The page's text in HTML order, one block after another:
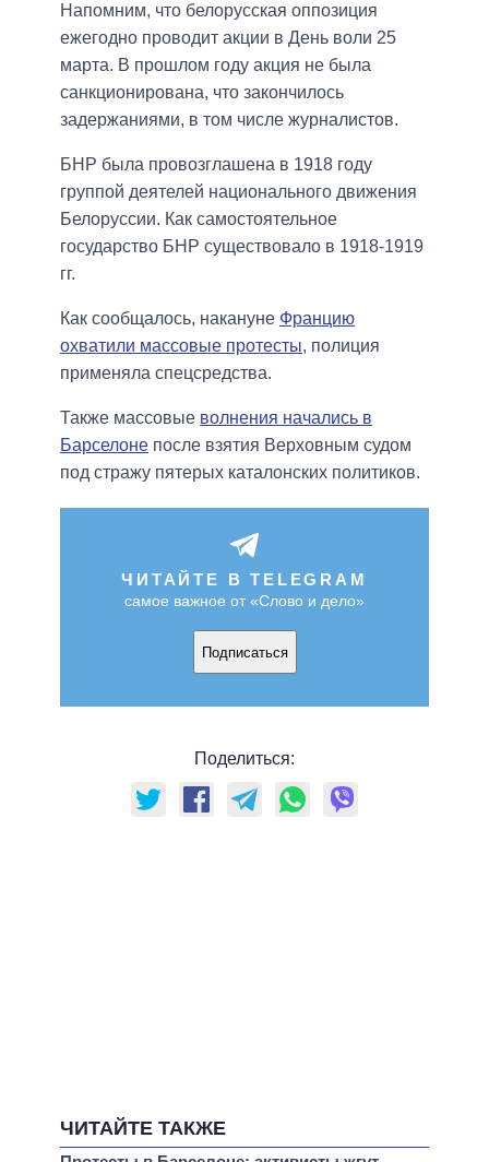
Напомним, что белорусская оппозиция
ежегодно проводит акции в День воли 25
марта. В прошлом году акция не была
санкционирована, что закончилось
задержаниями, в том числе журналистов.
БНР была провозглашена в 1918 году
группой деятелей национального движения
Белоруссии. Как самостоятельное
государство БНР существовало в 1918-1919
гг.
Как сообщалось, накануне Францию
охватили массовые протесты, полиция
применяла спецсредства.
Также массовые волнения начались в
Барселоне после взятия Верховным судом
под стражу пятерых каталонских политиков.
ЧИТАЙТЕ В TELEGRAM
самое важное от «Слово и дело»
Подписаться
Поделиться:
ЧИТАЙТЕ ТАКЖЕ